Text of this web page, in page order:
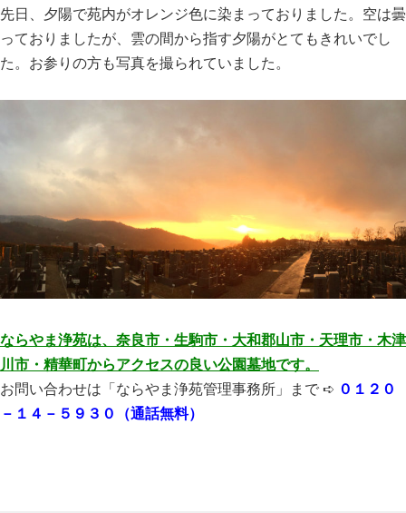
先日、夕陽で苑内がオレンジ色に染まっておりました。空は曇
っておりましたが、雲の間から指す夕陽がとてもきれいでし
た。お参りの方も写真を撮られていました。
ならやま浄苑は、奈良市・生駒市・大和郡山市・天理市・木津
川市・精華町からアクセスの良い公園墓地です。
お問い合わせは「ならやま浄苑管理事務所」まで ➪ ０１２０
－１４－５９３０（通話無料）